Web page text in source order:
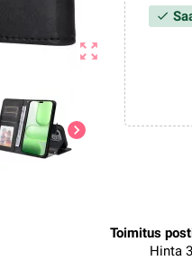
zoom_out_map
chevron_right
check
Toimitus
Hinta